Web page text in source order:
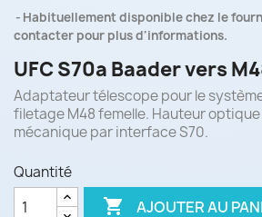
Habituellement disponible chez le
contacter pour plus d'informations.
UFC S70a Baader vers
Adaptateur télescope pour le
filetage M48 femelle. Hauteur optique
mécanique par interface S70.
Quantité
 AJOUTER AU